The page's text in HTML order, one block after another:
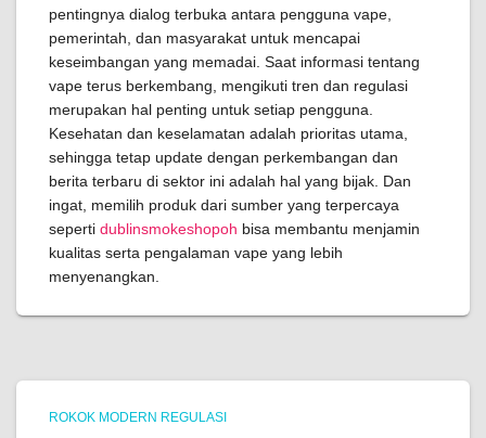
pentingnya dialog terbuka antara pengguna vape,
pemerintah, dan masyarakat untuk mencapai
keseimbangan yang memadai. Saat informasi tentang
vape terus berkembang, mengikuti tren dan regulasi
merupakan hal penting untuk setiap pengguna.
Kesehatan dan keselamatan adalah prioritas utama,
sehingga tetap update dengan perkembangan dan
berita terbaru di sektor ini adalah hal yang bijak. Dan
ingat, memilih produk dari sumber yang terpercaya
seperti dublinsmokeshopoh bisa membantu menjamin
kualitas serta pengalaman vape yang lebih
menyenangkan.
ROKOK MODERN REGULASI